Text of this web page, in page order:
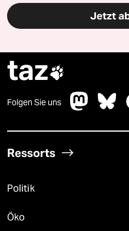
Jetzt
taz
Folgen Sie uns
Ressorts
Politik
Öko